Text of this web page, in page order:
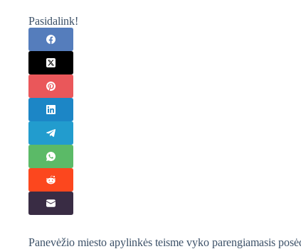
Pasidalink!
Panevėžio miesto apylinkės teisme vyko parengiamasis